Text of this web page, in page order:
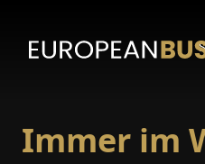
Immer im